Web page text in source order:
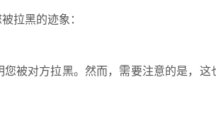
拉黑的迹象：
被对方拉黑。然而，需要注意的是，这